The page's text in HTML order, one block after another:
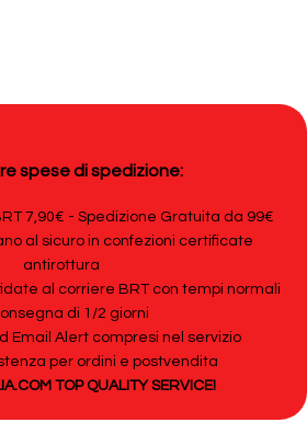
spese di spedizione:
7,90€ - Spedizione Gratuita da 99€
al sicuro in confezioni certificate
antirottura
al corriere BRT con tempi normali
di 1/2 giorni
Email Alert compresi nel servizio
per ordini e postvendita
TOP QUALITY SERVICE!